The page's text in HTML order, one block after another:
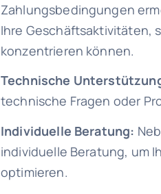
Zahlungsbedingungen
Ihre Geschäftsaktivitäten,
konzentrieren können.
Technische
technische Fragen oder
Individuelle Beratung:
individuelle Beratung, um
optimieren.